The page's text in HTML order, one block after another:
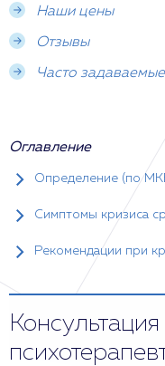
Наши цены
Отзывы
Часто
Оглавление
Определение (по
Симптомы кризиса
Рекомендации при